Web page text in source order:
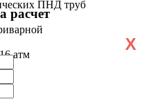
ПНД труб
атм
расчет
X